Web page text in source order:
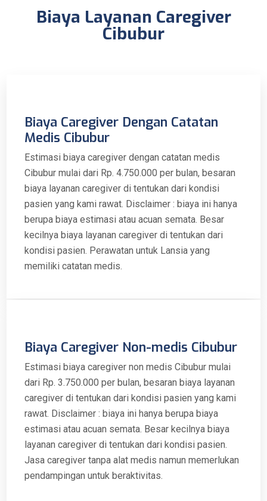
Biaya Layanan Caregiver
Cibubur
Biaya Caregiver Dengan Catatan
Medis Cibubur
Estimasi biaya caregiver dengan catatan medis
Cibubur mulai dari Rp. 4.750.000 per bulan, besaran
biaya layanan caregiver di tentukan dari kondisi
pasien yang kami rawat. Disclaimer : biaya ini hanya
berupa biaya estimasi atau acuan semata. Besar
kecilnya biaya layanan caregiver di tentukan dari
kondisi pasien. Perawatan untuk Lansia yang
memiliki catatan medis.
Biaya Caregiver Non-medis Cibubur
Estimasi biaya caregiver non medis Cibubur mulai
dari Rp. 3.750.000 per bulan, besaran biaya layanan
caregiver di tentukan dari kondisi pasien yang kami
rawat. Disclaimer : biaya ini hanya berupa biaya
estimasi atau acuan semata. Besar kecilnya biaya
layanan caregiver di tentukan dari kondisi pasien.
Jasa caregiver tanpa alat medis namun memerlukan
pendampingan untuk beraktivitas.